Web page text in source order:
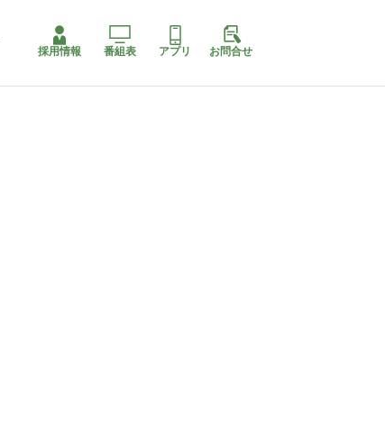
採用情報 番組表 アプリ お問合せ